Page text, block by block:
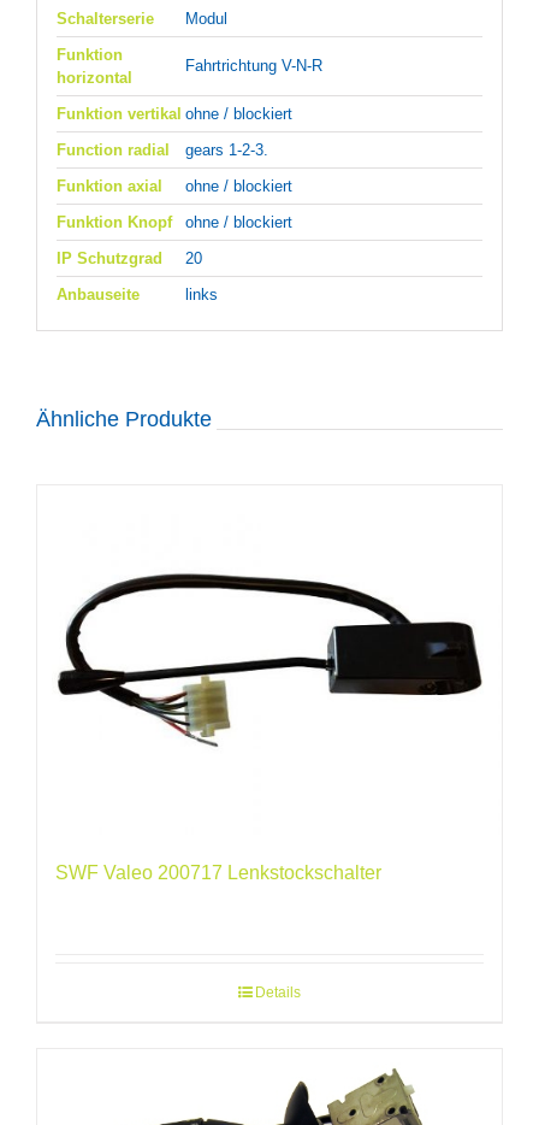
Schalterserie
Modul
Funktion
horizontal
Fahrtrichtung V-N-R
Funktion vertikal ohne / blockiert
Function radial
gears 1-2-3.
Funktion axial
ohne / blockiert
Funktion Knopf
ohne / blockiert
IP Schutzgrad
20
Anbauseite
links
Ähnliche Produkte
SWF Valeo 200717 Lenkstockschalter
Details